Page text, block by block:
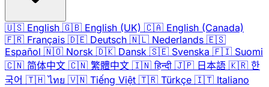
🇺🇸 English 🇬🇧 English (UK) 🇨🇦 English (Canada)
🇫🇷 Français 🇩🇪 Deutsch 🇳🇱 Nederlands 🇪🇸
Español 🇳🇴 Norsk 🇩🇰 Dansk 🇸🇪 Svenska 🇫🇮 Suomi
🇨🇳 简体中文 🇨🇳 繁體中文 🇮🇳 हिन्दी 🇯🇵 日本語 🇰🇷 한
국어 🇹🇭 ไทย 🇻🇳 Tiếng Việt 🇹🇷 Türkçe 🇮🇹 Italiano